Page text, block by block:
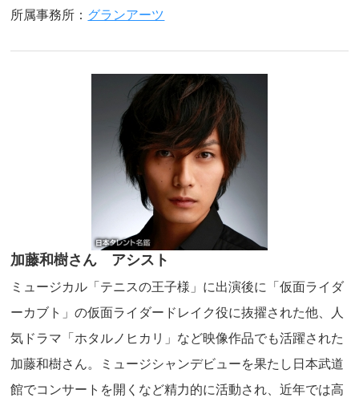
所属事務所： グランアーツ
加藤和樹さん アシスト
ミュージカル「テニスの王子様」に出演後に「仮面ライダ
ーカブト」の仮面ライダードレイク役に抜擢された他、人
気ドラマ「ホタルノヒカリ」など映像作品でも活躍された
加藤和樹さん。ミュージシャンデビューを果たし日本武道
館でコンサートを開くなど精力的に活動され、近年では高